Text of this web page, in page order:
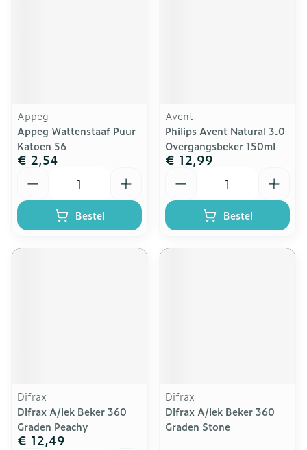
Appeg
Appeg Wattenstaaf Puur
Katoen 56
€ 2,54
Bestel
Avent
Philips Avent Natural 3.0
Overgangsbeker 150ml
€ 12,99
Bestel
Difrax
Difrax A/lek Beker 360
Graden Peachy
€ 12,49
Difrax
Difrax A/lek Beker 360
Graden Stone